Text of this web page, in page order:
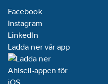
Facebook
Instagram
LinkedIn
Ladda ner vår app